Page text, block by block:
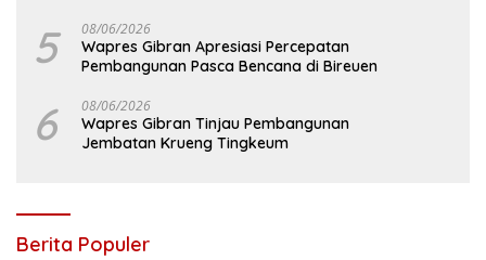
5 08/06/2026
Wapres Gibran Apresiasi Percepatan
Pembangunan Pasca Bencana di Bireuen
6 08/06/2026
Wapres Gibran Tinjau Pembangunan
Jembatan Krueng Tingkeum
Berita Populer